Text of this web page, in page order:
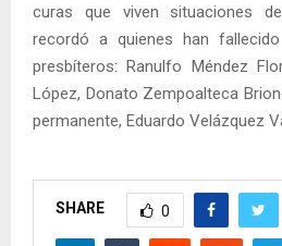
curas que viven situaciones
recordó a quienes han
presbíteros: Ranulfo Méndez
López, Donato Zempoalteca
permanente, Eduardo Velázquez
SHARE 0